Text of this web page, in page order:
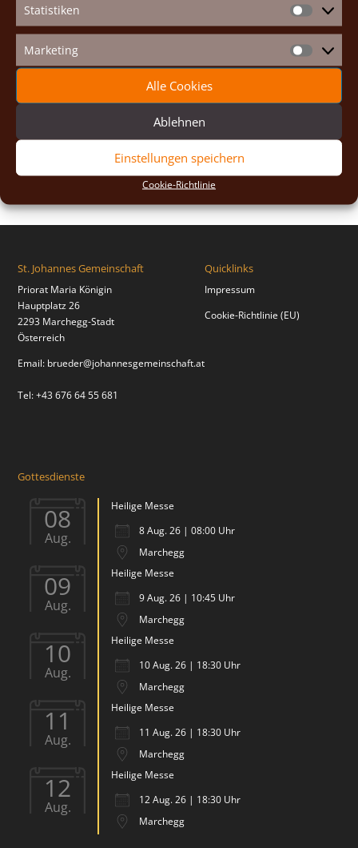
Statistiken
Marketing Marketing
Alle Cookies
Ablehnen
Einstellungen speichern
Cookie-Richtlinie
2025(7)
2024(5)
2023(13)
2022(9)
2020(2)
St. Johannes Gemeinschaft
Priorat Maria Königin
Hauptplatz 26
2293 Marchegg-Stadt
Österreich
Email: brueder@johannesgemeinschaft.at
Tel: +43 676 64 55 681
Quicklinks
Impressum
Cookie-Richtlinie (EU)
Gottesdienste
08
Aug.
Heilige Messe
8 Aug. 26 | 08:00 Uhr
Marchegg
09
Aug.
Heilige Messe
9 Aug. 26 | 10:45 Uhr
Marchegg
10
Aug.
Heilige Messe
10 Aug. 26 | 18:30 Uhr
Marchegg
11
Aug.
Heilige Messe
11 Aug. 26 | 18:30 Uhr
Marchegg
12
Aug.
Heilige Messe
12 Aug. 26 | 18:30 Uhr
Marchegg